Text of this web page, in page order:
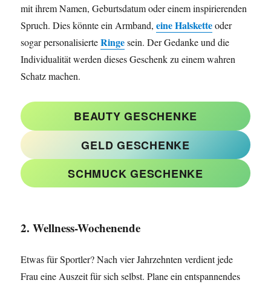
mit ihrem Namen, Geburtsdatum oder einem inspirierenden
Spruch. Dies könnte ein Armband,eine Halsketteoder
sogar personalisierteRingesein. Der Gedanke und die
Individualität werden dieses Geschenk zu einem wahren
Schatz machen.
BEAUTY GESCHENKE
GELD GESCHENKE
SCHMUCK GESCHENKE
2. Wellness-Wochenende
Etwas für Sportler? Nach vier Jahrzehnten verdient jede
Frau eine Auszeit für sich selbst. Plane ein entspannendes